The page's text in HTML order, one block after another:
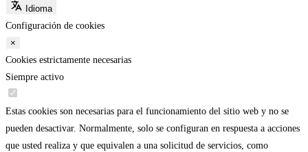
Idioma
Configuración de cookies
×
Cookies estrictamente necesarias
Siempre activo
Estas cookies son necesarias para el funcionamiento del sitio web y no se
pueden desactivar. Normalmente, solo se configuran en respuesta a acciones
que usted realiza y que equivalen a una solicitud de servicios, como